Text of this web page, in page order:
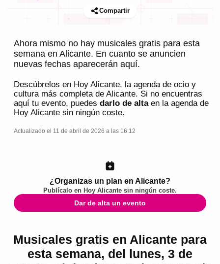
Compartir
Ahora mismo no hay musicales gratis para esta
semana en Alicante. En cuanto se anuncien
nuevas fechas aparecerán aquí.
Descúbrelos en Hoy Alicante, la agenda de ocio y
cultura más completa de Alicante. Si no encuentras
aquí tu evento, puedes darlo de altaen la agenda de
Hoy Alicante sin ningún coste.
Actualizado el 11 de abril de 2026 a las 16:12
¿Organizas un plan en Alicante?
Publícalo en Hoy Alicante sin ningún coste.
Dar de alta un evento
Musicales gratis en Alicante para
esta semana, del lunes, 3 de